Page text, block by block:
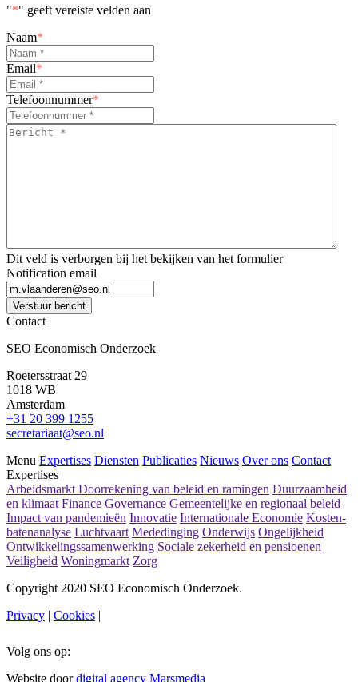
"*" geeft vereiste velden aan
Naam*
Email*
Telefoonnummer*
Bericht
Dit veld is verborgen bij het bekijken van het formulier
Notification email
Verstuur bericht
Contact
SEO Economisch Onderzoek
Roetersstraat 29
1018 WB
Amsterdam
+31 20 399 1255
secretariaat@seo.nl
Menu Expertises Diensten Publicaties Nieuws Over ons Contact
Expertises
Arbeidsmarkt Doorrekening van beleid en ramingen Duurzaamheid
en klimaat Finance Governance Gemeentelijke en regionaal beleid
Impact van pandemieën Innovatie Internationale Economie Kosten-
batenanalyse Luchtvaart Mededinging Onderwijs Ongelijkheid
Ontwikkelingssamenwerking Sociale zekerheid en pensioenen
Veiligheid Woningmarkt Zorg
Copyright 2020 SEO Economisch Onderzoek.
Privacy | Cookies |
Volg ons op:
Website doordigital agency Marsmedia